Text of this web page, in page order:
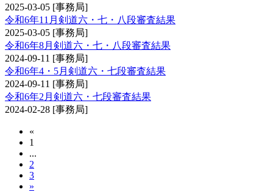
2025-03-05 [事務局]
令和6年11月剣道六・七・八段審査結果
2025-03-05 [事務局]
令和6年8月剣道六・七・八段審査結果
2024-09-11 [事務局]
令和6年4・5月剣道六・七段審査結果
2024-09-11 [事務局]
令和6年2月剣道六・七段審査結果
2024-02-28 [事務局]
«
1
...
2
3
»